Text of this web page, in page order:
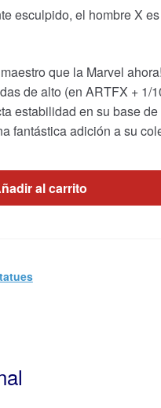
esculpido, el hombre X
que la Marvel
de alto (en ARTFX + 1/
estabilidad en su base
fantástica adición a su
al carrito